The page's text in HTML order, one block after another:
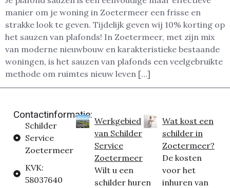
manier om je woning in Zoetermeer een frisse en
strakke look te geven. Tijdelijk geven wij 10% korting op
het sauzen van plafonds! In Zoetermeer, met zijn mix
van moderne nieuwbouw en karakteristieke bestaande
woningen, is het sauzen van plafonds een veelgebruikte
methode om ruimtes nieuw leven […]
Contactinformatie:
Schilder
Service
Zoetermeer
KVK:
58037640
Werkgebied
van Schilder
Service
Zoetermeer
Wilt u een
schilder huren
Wat kost een
schilder in
Zoetermeer?
De kosten
voor het
inhuren van